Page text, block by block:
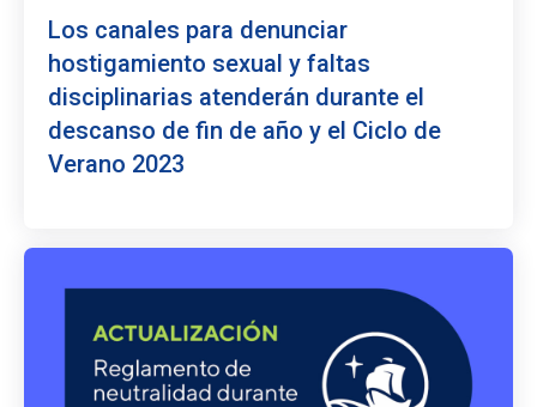
Los canales para denunciar
hostigamiento sexual y faltas
disciplinarias atenderán durante el
descanso de fin de año y el Ciclo de
Verano 2023